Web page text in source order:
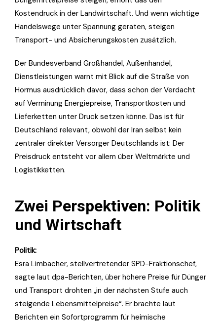
Kostendruck in der Landwirtschaft. Und wenn wichtige
Handelswege unter Spannung geraten, steigen
Transport- und Absicherungskosten zusätzlich.
Der Bundesverband Großhandel, Außenhandel,
Dienstleistungen warnt mit Blick auf die Straße von
Hormus ausdrücklich davor, dass schon der Verdacht
auf Verminung Energiepreise, Transportkosten und
Lieferketten unter Druck setzen könne. Das ist für
Deutschland relevant, obwohl der Iran selbst kein
zentraler direkter Versorger Deutschlands ist: Der
Preisdruck entsteht vor allem über Weltmärkte und
Logistikketten.
Zwei Perspektiven: Politik
und Wirtschaft
Politik:
Esra Limbacher, stellvertretender SPD-Fraktionschef,
sagte laut dpa-Berichten, über höhere Preise für Dünger
und Transport drohten „in der nächsten Stufe auch
steigende Lebensmittelpreise“. Er brachte laut
Berichten ein Sofortprogramm für heimische